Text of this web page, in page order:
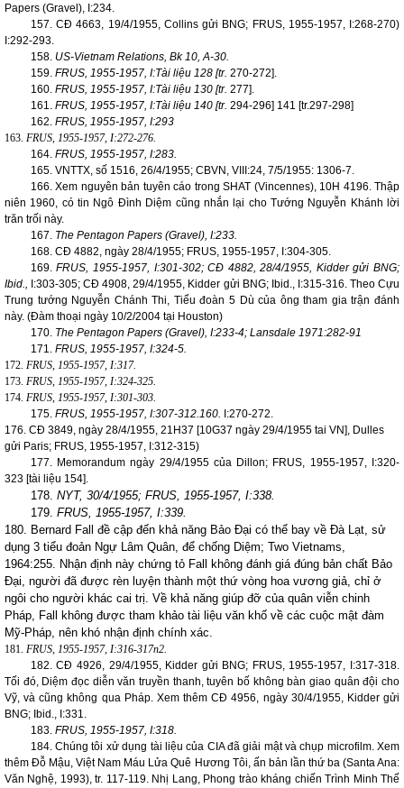
Papers (Gravel), I:234.
157. CĐ 4663, 19/4/1955, Collins gửi BNG; FRUS, 1955-1957, I:268-270)
I:292-293.
158. US-Vietnam Relations, Bk 10, A-30.
159. FRUS, 1955-1957, I:Tài liệu 128 [tr. 270-272].
160. FRUS, 1955-1957, I:Tài liệu 130 [tr. 277].
161. FRUS, 1955-1957, I:Tài liệu 140 [tr. 294-296] 141 [tr.297-298]
162. FRUS, 1955-1957, I:293
163. FRUS, 1955-1957, I:272-276.
164. FRUS, 1955-1957, I:283.
165. VNTTX, số 1516, 26/4/1955; CBVN, VIII:24, 7/5/1955: 1306-7.
166. Xem nguyên bản tuyên cáo trong SHAT (Vincennes), 10H 4196. Thập
niên 1960, có tin Ngô Đình Diệm cũng nhắn lại cho Tướng Nguyễn Khánh lời
trăn trối này.
167. The Pentagon Papers (Gravel), I:233.
168. CĐ 4882, ngày 28/4/1955; FRUS, 1955-1957, I:304-305.
169.FRUS, 1955-1957, I:301-302; CĐ 4882, 28/4/1955, Kidder gửi BNG;
Ibid., I:303-305; CĐ 4908, 29/4/1955, Kidder gửi BNG; Ibid., I:315-316. Theo Cựu
Trung tướng Nguyễn Chánh Thi, Tiểu đoàn 5 Dù của ông tham gia trận đánh
này. (Đàm thoại ngày 10/2/2004 tại Houston)
170. The Pentagon Papers (Gravel), I:233-4; Lansdale1971:282-91
171. FRUS, 1955-1957, I:324-5.
172. FRUS, 1955-1957, I:317.
173. FRUS, 1955-1957, I:324-325.
174. FRUS, 1955-1957, I:301-303.
175. FRUS, 1955-1957, I:307-312.160. I:270-272.
176. CĐ 3849, ngày 28/4/1955, 21H37 [10G37 ngày 29/4/1955 tai VN], Dulles
gửi Paris; FRUS, 1955-1957, I:312-315)
177. Memorandum ngày 29/4/1955 của Dillon; FRUS, 1955-1957, I:320-
323 [tài liệu 154].
178. NYT, 30/4/1955; FRUS, 1955-1957, I:338.
179. FRUS, 1955-1957, I:339.
180. Bernard Fall đề cập đến khả năng Bảo Đại có thể bay về Đà Lạt, sử
dụng 3 tiểu đoản Ngự Lâm Quân, để chống Diệm; Two Vietnams,
1964:255. Nhận định này chứng tỏ Fall không đánh giá đúng bản chất Bảo
Đại, người đã được rèn luyện thành một thứ vòng hoa vương giả, chỉ ở
ngôi cho người khác cai trị. Về khả năng giúp đỡ của quân viễn chinh
Pháp, Fall không được tham khảo tài liệu văn khố về các cuộc mật đàm
Mỹ-Pháp, nên khó nhận định chính xác.
181. FRUS, 1955-1957, I:316-317n2.
182. CĐ 4926, 29/4/1955, Kidder gửi BNG; FRUS, 1955-1957, I:317-318.
Tối đó, Diệm đọc diễn văn truyền thanh, tuyên bố không bàn giao quân đội cho
Vỹ, và cũng không qua Pháp. Xem thêm CĐ 4956, ngày 30/4/1955, Kidder gửi
BNG; Ibid., I:331.
183. FRUS, 1955-1957, I:318.
184. Chúng tôi xử dụng tài liệu của CIA đã giải mật và chụp microfilm. Xem
thêm Đỗ Mậu, Việt Nam Máu Lửa Quê Hương Tôi, ấn bản lần thứ ba (Santa Ana:
Văn Nghệ, 1993), tr. 117-119. Nhị Lang, Phong trào kháng chiến Trình Minh Thế